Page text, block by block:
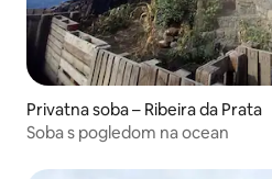
Privatna soba – Ribeira da Prata
Soba s pogledom na ocean